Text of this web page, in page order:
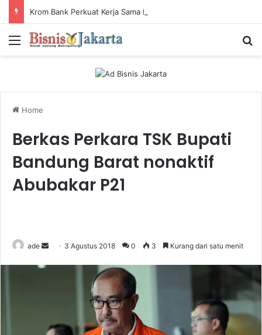
Menu
Home
Berkas Perkara TSK Bupati
Bandung Barat nonaktif
Abubakar P21
ade
e
3 Agustus 2018 0 3 Kurang dari satu menit